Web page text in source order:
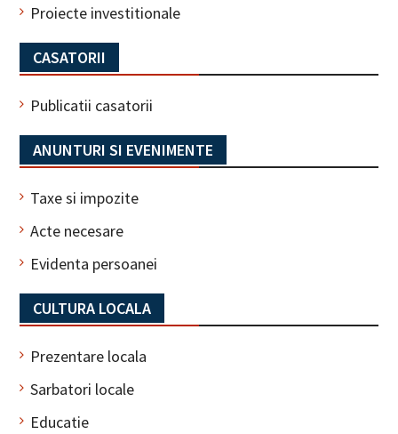
Proiecte investitionale
CASATORII
Publicatii casatorii
ANUNTURI SI EVENIMENTE
Taxe si impozite
Acte necesare
Evidenta persoanei
CULTURA LOCALA
Prezentare locala
Sarbatori locale
Educatie